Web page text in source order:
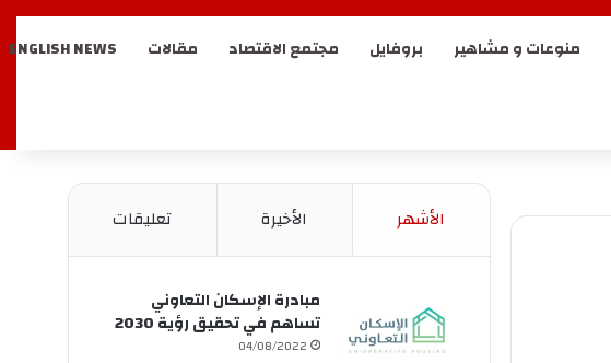
منوعات و مشاهير بروفايل مجتمع الاقتصاد مقالات ENGLISH NEWS
الأشهر الأخيرة تعليقات
مبادرة الإسكان التعاوني
تساهم في تحقيق رؤية 2030
04/08/2022